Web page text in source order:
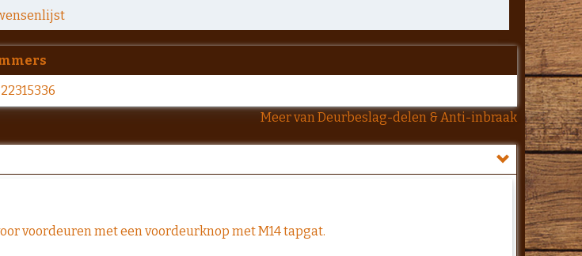
Meer van Deurbeslag-delen & Anti-inbraak
voordeuren met een voordeurknop met M14 tapgat.